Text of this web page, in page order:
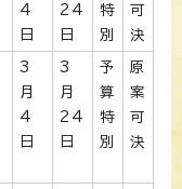
4
日
24
日
特
別
可
決
3
月
4
日
3
月
24
日
予
算
特
別
原
案
可
決